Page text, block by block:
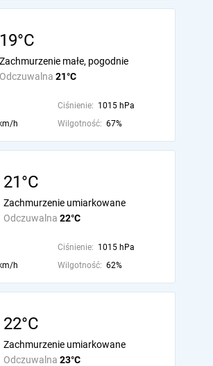
19°C
Odczuwalna 21°C
Zachmurzenie małe, pogodnie
Ciśnienie: 1015 hPa
h Wilgotność: 67%
21°C
Odczuwalna 22°C
Zachmurzenie umiarkowane
Ciśnienie: 1015 hPa
h Wilgotność: 62%
22°C
Odczuwalna 23°C
Zachmurzenie umiarkowane